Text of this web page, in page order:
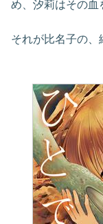
め、汐莉はその血
それが比名子の、